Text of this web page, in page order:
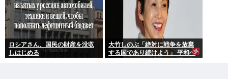
ロシアさん、国民の財産を没収
しはじめる
大竹しのぶ「絶対に戦争を放棄
する国であり続けよう」 平和へ